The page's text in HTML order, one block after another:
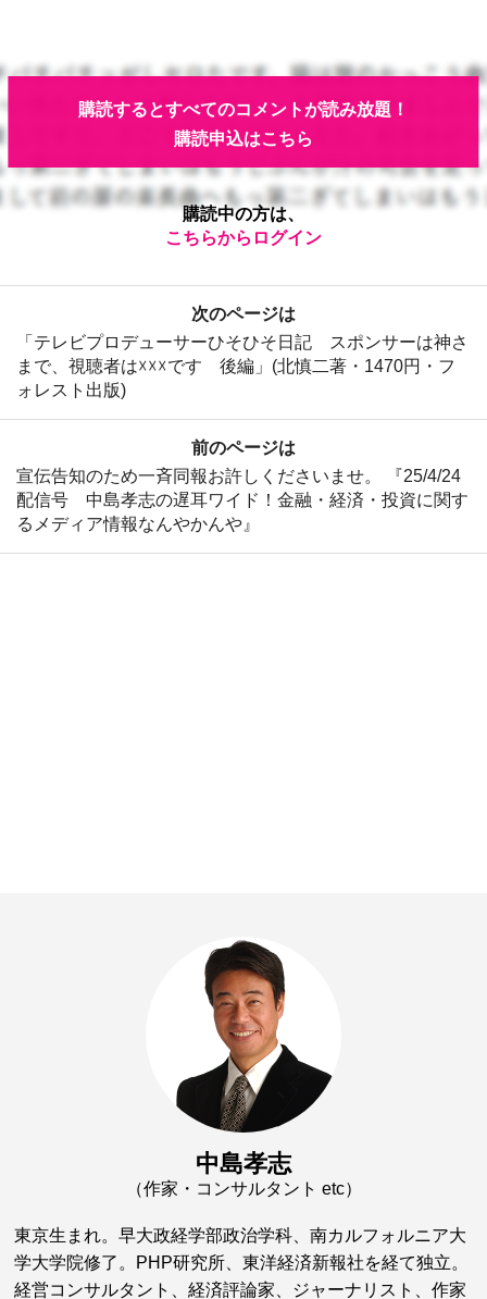
購読するとすべてのコメントが読み放題！
購読申込はこちら
購読中の方は、
こちらからログイン
前のページは
宣伝告知のため一斉同報お許しくださいませ。 『25/4/24
配信号 中島孝志の遅耳ワイド！金融・経済・投資に関す
るメディア情報なんやかんや』
次のページは
「テレビプロデューサーひそひそ日記 スポンサーは神さ
まで、視聴者は☓☓☓です 後編」(北慎二著・1470円・フ
ォレスト出版)
中島孝志
（作家・コンサルタント etc）
東京生まれ。早大政経学部政治学科、南カルフォルニア大
学大学院修了。PHP研究所、東洋経済新報社を経て独立。
経営コンサルタント、経済評論家、ジャーナリスト、作家